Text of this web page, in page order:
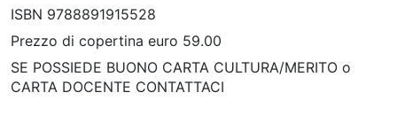
ISBN 9788891915528
Prezzo di copertina euro 59.00
SE POSSIEDE BUONO CARTA CULTURA/MERITO o
CARTA DOCENTE CONTATTACI